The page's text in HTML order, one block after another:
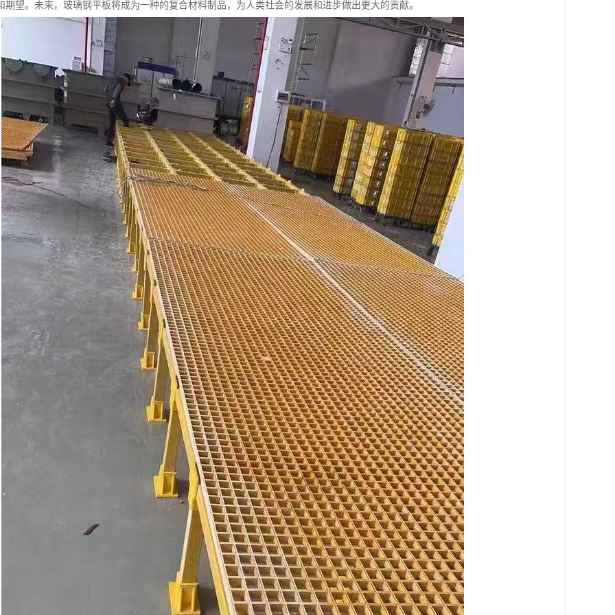
期望。未来，玻璃钢平板将成为一种的复合材料制品，为人类社会的发展和进步做出更大的贡献。